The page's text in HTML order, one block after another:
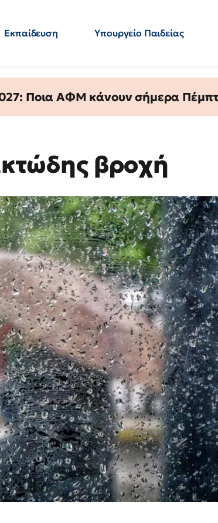
Εκπαίδευση
Υπουργείο Παιδείας
Ποια ΑΦΜ κάνουν σήμερα
βροχή